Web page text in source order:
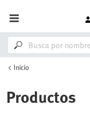
Inicio
Productos